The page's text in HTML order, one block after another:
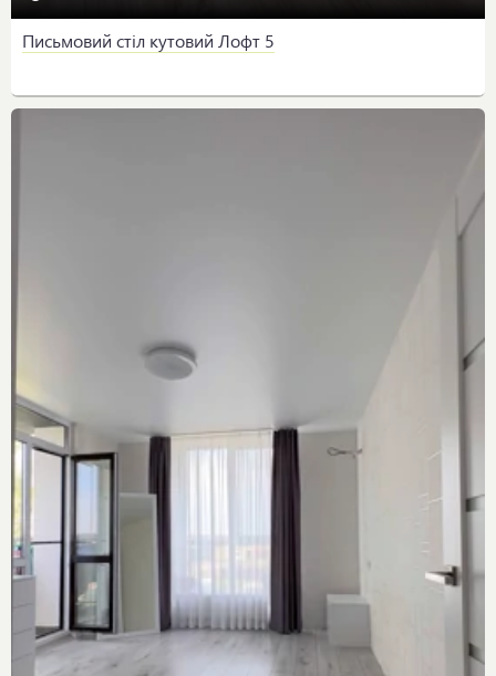
Письмовий стіл кутовий Лофт 5